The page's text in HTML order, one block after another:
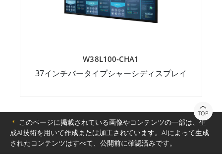
W38L100-CHA1
37インチバータイプシャーシディスプレイ
TOP
＊ このページに掲載されている画像やコンテンツの一部は、生
成AI技術を用いて作成または加工されています。AIによって生成
されたコンテンツはすべて、公開前に確認済みです。